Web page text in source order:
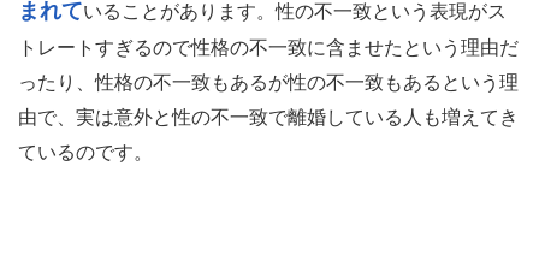
まれていることがあります。性の不一致という表現がス
トレートすぎるので性格の不一致に含ませたという理由だ
ったり、性格の不一致もあるが性の不一致もあるという理
由で、実は意外と性の不一致で離婚している人も増えてき
ているのです。